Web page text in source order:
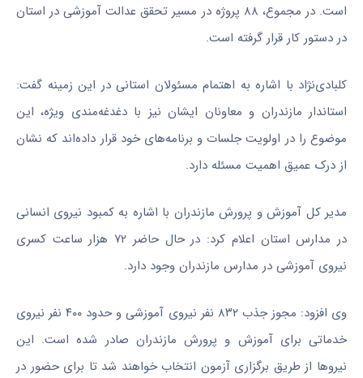
است. در مجموع، ۸۸ پروژه در مسیر تحقق عدالت آموزشی در استان
در دستور کار قرار گرفته است.
کلبادی‌نژاد با اشاره به اهتمام مسئولان استانی در این زمینه گفت:
استاندار مازندران و معاونان ایشان نیز بادغدغه‌مندی ویژه، این
موضوع را در اولویت جلسات و برنامه‌های خود قرار داده‌اند که نشان
از درک عمیق اهمیت مسئله دارد.
مدیر کل آموزش و پرورش مازندران با اشاره به کمبود نیروی انسانی
در مدارس استان اعلام کرد: در حال حاضر ۷۲ هزار ساعت کسری
نیروی آموزشی در مدارس مازندران وجود دارد.
وی افزود: مجوز جذب ۸۳۲ نفر نیروی آموزشی و حدود ۴۰۰ نفر نیروی
خدماتی برای آموزش و پرورش مازندران صادر شده است. این
نیروها از طریق برگزاری آزمون انتخاب خواهند شد تا برای حضور در